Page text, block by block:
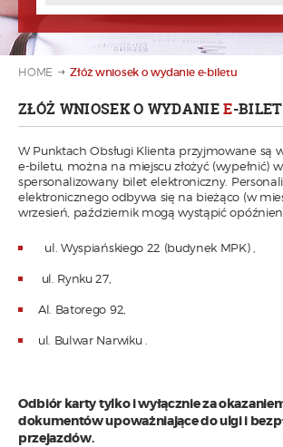
HOME Złóż wniosek o wydanie e-biletu
ZŁÓŻ WNIOSEK O WYDANIEE-
W Punktach Obsługi Klienta przyjmowane są
e-biletu, można na miejscu złożyć (wypełnić)
spersonalizowany bilet elektroniczny.
elektronicznego odbywa się na bieżąco (w
wrzesień, październik mogą wystąpić
ul. Wyspiańskiego 22 (budynek MPK) ,
ul. Rynku 27,
Al. Batorego 92,
ul. Bulwar Narwiku .
Odbiór karty tylko i wyłącznie za
dokumentów upoważniające do ulgi i
przejazdów.